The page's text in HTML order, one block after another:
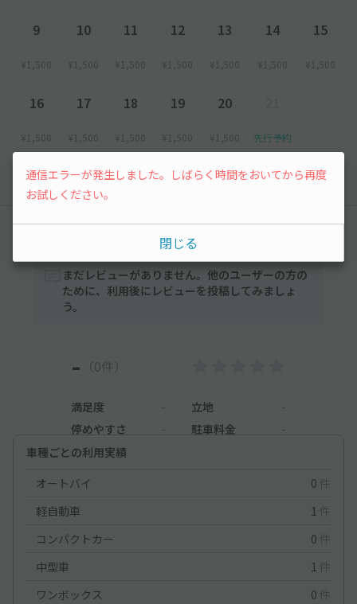
9
¥1,500
10
¥1,500
11
¥1,500
12
¥1,500
13
¥1,500
14
¥1,500
15
¥1,500
16
¥1,500
17
¥1,500
18
¥1,500
19
¥1,500
20
¥1,500 先行予約
以降の空き状況は毎日24:00に更新されます。
まだレビューがありません。他のユーザーの方の
ために、利用後にレビューを投稿してみましょ
う。
- （0件）
満足度 - 立地
-
停めやすさ
- 駐車料金
-
車種ごとの利用実績
オートバイ
0 件
軽自動車
1 件
コンパクトカー
0 件
中型車
1 件
ワンボックス
0 件
通信エラーが発生しました。しばらく時間をおいてから再度
お試しください。
閉じる